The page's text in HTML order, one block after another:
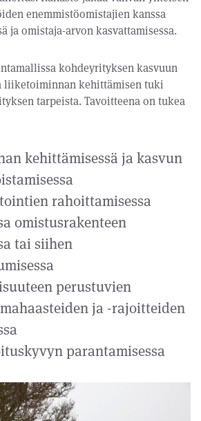
enemmistöomistajien kanssa
ja omistaja-arvon kasvattamisessa.
kohdeyrityksen kasvuun
liiketoiminnan kehittämisen tuki
tarpeista. Tavoitteena on tukea
kehittämisessä ja kasvun
rahoittamisessa
omistusrakenteen
tai siihen
perustuvien
ja -rajoitteiden
parantamisessa